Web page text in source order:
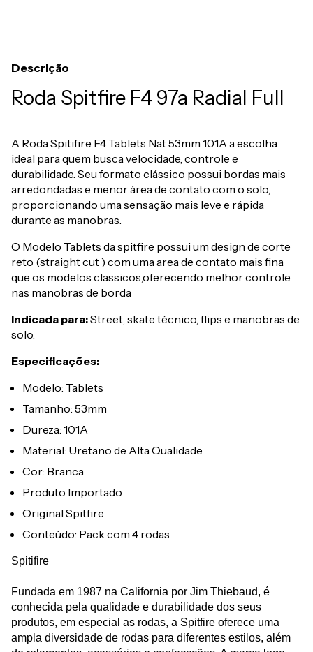
Descrição
Roda Spitfire F4 97a Radial Full
A Roda Spitifire F4 Tablets Nat 53mm 101A a escolha
ideal para quem busca velocidade, controle e
durabilidade. Seu formato clássico possui bordas mais
arredondadas e menor área de contato com o solo,
proporcionando uma sensação mais leve e rápida
durante as manobras.
O Modelo Tablets da spitfire possui um design de corte
reto (straight cut ) com uma area de contato mais fina
que os modelos classicos,oferecendo melhor controle
nas manobras de borda
Indicada para:Street, skate técnico, flips e manobras de
solo.
Especificações:
Modelo: Tablets
Tamanho: 53mm
Dureza: 101A
Material: Uretano de Alta Qualidade
Cor: Branca
Produto Importado
Original Spitfire
Conteúdo: Pack com 4 rodas
Spitifire
Fundada em 1987 na California por Jim Thiebaud, é
conhecida pela qualidade e durabilidade dos seus
produtos, em especial as rodas, a Spitfire oferece uma
ampla diversidade de rodas para diferentes estilos, além